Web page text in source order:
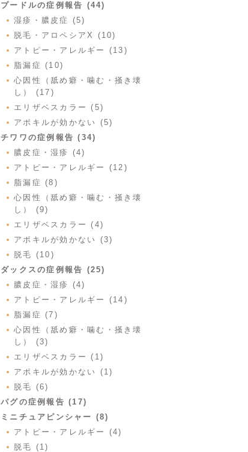
プードルの症例報告 (44)
湿疹・膿皮症 (5)
脱毛・アロペシアX (10)
アトピー・アレルギー (13)
脂漏症 (10)
心因性（舐め癖・噛む・掻き壊
し） (17)
エリザベスカラー (5)
アポキルが効かない (5)
チワワの症例報告 (34)
膿皮症・湿疹 (4)
アトピー・アレルギー (12)
脂漏症 (8)
心因性（舐め癖・噛む・掻き壊
し） (9)
エリザベスカラー (4)
アポキルが効かない (3)
脱毛 (10)
ダックスの症例報告 (25)
膿皮症・湿疹 (4)
アトピー・アレルギー (14)
脂漏症 (7)
心因性（舐め癖・噛む・掻き壊
し） (3)
エリザベスカラー (1)
アポキルが効かない (1)
脱毛 (6)
パグの症例報告 (17)
ミニチュアピンシャー (8)
アトピー・アレルギー (4)
脱毛 (1)